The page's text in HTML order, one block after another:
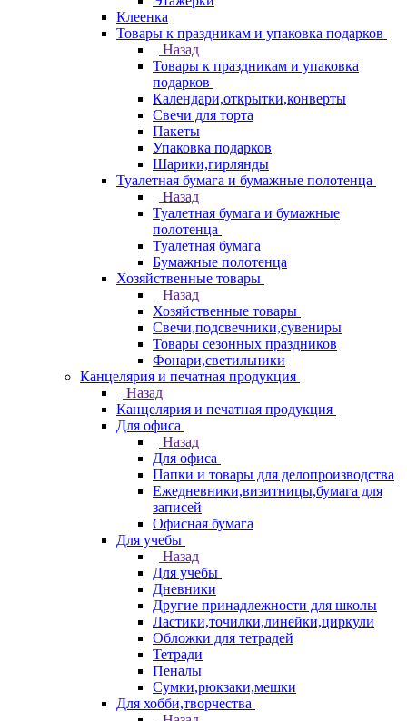
Клеенка
Товары к праздникам и упаковка подарков
Назад
Товары к праздникам и упаковка
подарков
Календари,открытки,конверты
Свечи для торта
Пакеты
Упаковка подарков
Шарики,гирлянды
Туалетная бумага и бумажные полотенца
Назад
Туалетная бумага и бумажные
полотенца
Туалетная бумага
Бумажные полотенца
Хозяйственные товары
Назад
Хозяйственные товары
Свечи,подсвечники,сувениры
Товары сезонных праздников
Фонари,светильники
Канцелярия и печатная продукция
Назад
Канцелярия и печатная продукция
Для офиса
Назад
Для офиса
Папки и товары для делопроизводства
Ежедневники,визитницы,бумага для
записей
Офисная бумага
Для учебы
Назад
Для учебы
Дневники
Другие принадлежности для школы
Ластики,точилки,линейки,циркули
Обложки для тетрадей
Тетради
Пеналы
Сумки,рюкзаки,мешки
Для хобби,творчества